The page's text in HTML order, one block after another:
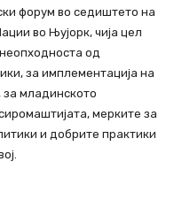
форум во седиштето на
во Њујорк, чија цел
од
за имплементација на
младинското
мерките за
и добрите практики